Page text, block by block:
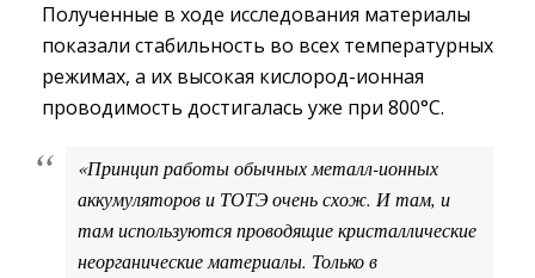
Полученные в ходе исследования материалы
показали стабильность во всех температурных
режимах, а их высокая кислород-ионная
проводимость достигалась уже при 800°С.
«Принцип работы обычных металл-ионных
аккумуляторов и ТОТЭ очень схож. И там, и
там используются проводящие кристаллические
неорганические материалы. Только в